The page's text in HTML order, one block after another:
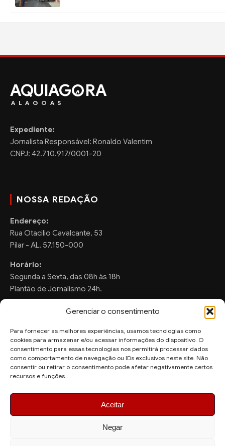
Gerenciar o consentimento
Para fornecer as melhores experiências, usamos tecnologias como
cookies para armazenar e/ou acessar informações do dispositivo. O
consentimento para essas tecnologias nos permitirá processar dados
como comportamento de navegação ou IDs exclusivos neste site. Não
consentir ou retirar o consentimento pode afetar negativamente certos
recursos e funções.
Aceitar
Negar
AQUIAG RA
ALAGOAS
Expediente:
Jornalista Responsável: Ronaldo Valentim
CNPJ: 42.710.917/0001-20
NOSSA REDAÇÃO
Endereço:
Rua Otacilio Cavalcante, 53
Pilar - AL, 57.150-000
Horário:
Segunda a Sexta, das 08h às 18h
Plantão de Jornalismo 24h.
FALE CONOSCO
Sugestões de Pauta:
ronaldo.valentim150@gmail.com